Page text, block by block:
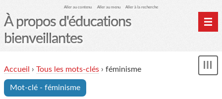
Aller au contenu Aller au menu Aller à la recherche
À propos d'éducations
bienveillantes
Archives
Accueil › Tous les mots-clés › féminisme
Mot-clé - féminisme